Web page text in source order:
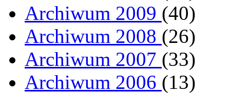
Archiwum 2009 (40)
Archiwum 2008 (26)
Archiwum 2007 (33)
Archiwum 2006 (13)